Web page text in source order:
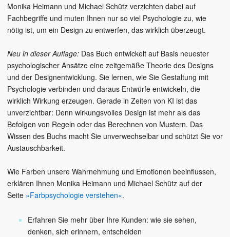
Monika Heimann und Michael Schütz verzichten dabei auf
Fachbegriffe und muten Ihnen nur so viel Psychologie zu, wie
nötig ist, um ein Design zu entwerfen, das wirklich überzeugt.
Neu in dieser Auflage: Das Buch entwickelt auf Basis neuester
psychologischer Ansätze eine zeitgemäße Theorie des Designs
und der Designentwicklung. Sie lernen, wie Sie Gestaltung mit
Psychologie verbinden und daraus Entwürfe entwickeln, die
wirklich Wirkung erzeugen. Gerade in Zeiten von KI ist das
unverzichtbar: Denn wirkungsvolles Design ist mehr als das
Befolgen von Regeln oder das Berechnen von Mustern. Das
Wissen des Buchs macht Sie unverwechselbar und schützt Sie vor
Austauschbarkeit.
Wie Farben unsere Wahrnehmung und Emotionen beeinflussen,
erklären Ihnen Monika Heimann und Michael Schütz auf der
Seite »Farbpsychologie verstehen«.
Erfahren Sie mehr über Ihre Kunden: wie sie sehen,
denken, sich erinnern, entscheiden